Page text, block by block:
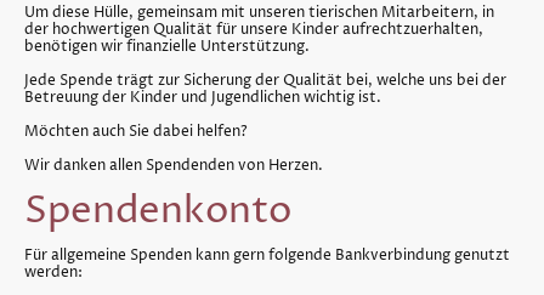
Um diese Hülle, gemeinsam mit unseren tierischen Mitarbeitern, in
der hochwertigen Qualität für unsere Kinder aufrechtzuerhalten,
benötigen wir finanzielle Unterstützung.
Jede Spende trägt zur Sicherung der Qualität bei, welche uns bei der
Betreuung der Kinder und Jugendlichen wichtig ist.
Möchten auch Sie dabei helfen?
Wir danken allen Spendenden von Herzen.
Spendenkonto
Für allgemeine Spenden kann gern folgende Bankverbindung genutzt
werden: